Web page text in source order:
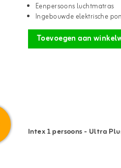
Eenpersoons luchtmatras
Ingebouwde elektrische
Toevoegen aan
Intex 1 persoons - Ultra